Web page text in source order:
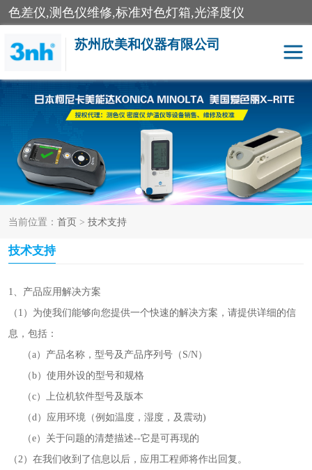
色差仪,测色仪维修,标准对色灯箱,光泽度仪
苏州欣美和仪器有限公司
当前位置： 首页 > 技术支持
技术支持
1、产品应用解决方案
（1）为使我们能够向您提供一个快速的解决方案，请提供详细的信
息，包括：
（a）产品名称，型号及产品序列号（S/N）
（b）使用外设的型号和规格
（c）上位机软件型号及版本
（d）应用环境（例如温度，湿度，及震动)
（e）关于问题的清楚描述--它是可再现的
（2）在我们收到了信息以后，应用工程师将作出回复。
3nh色差仪 色差宝
分光色差仪 DOHO色差仪
美能达色差计 爱色丽测色仪
3nh分光测色仪
光泽度仪
雾度透过率仪
印刷密度仪
色差仪维修 美能达色差仪维修
炉温仪维修
通用仪器产品 彩谱色差仪